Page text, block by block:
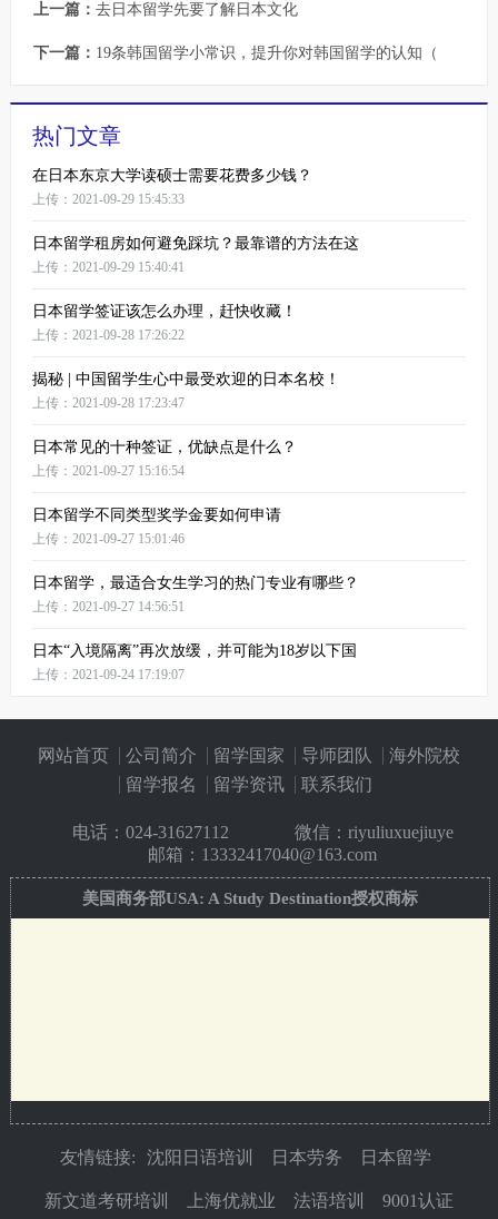
上一篇： 去日本留学先要了解日本文化
下一篇： 19条韩国留学小常识，提升你对韩国留学的认知（
热门文章
在日本东京大学读硕士需要花费多少钱？
上传：2021-09-29 15:45:33
日本留学租房如何避免踩坑？最靠谱的方法在这
上传：2021-09-29 15:40:41
日本留学签证该怎么办理，赶快收藏！
上传：2021-09-28 17:26:22
揭秘 | 中国留学生心中最受欢迎的日本名校！
上传：2021-09-28 17:23:47
日本常见的十种签证，优缺点是什么？
上传：2021-09-27 15:16:54
日本留学不同类型奖学金要如何申请
上传：2021-09-27 15:01:46
日本留学，最适合女生学习的热门专业有哪些？
上传：2021-09-27 14:56:51
日本“入境隔离”再次放缓，并可能为18岁以下国
上传：2021-09-24 17:19:07
网站首页 公司简介 留学国家 导师团队
海外院校
留学报名
留学资讯 联系我们
电话： 024-31627112
微信：riyuliuxuejiuye
邮箱：13332417040@163.com
美国商务部USA: A Study Destination授权商标
友情链接: 沈阳日语培训 日本劳务 日本留学
新文道考研培训 上海优就业 法语培训 9001认证